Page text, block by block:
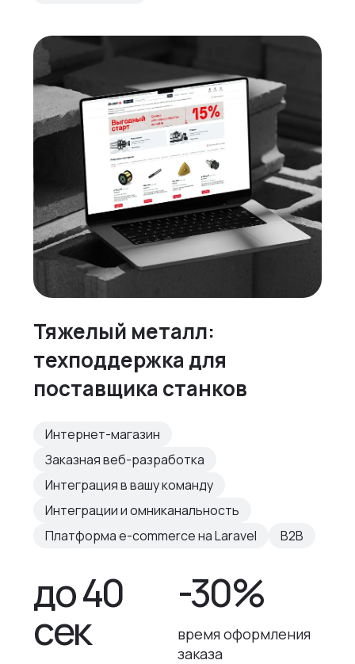
Тяжелый металл:
техподдержка для
поставщика станков
Интернет-магазин
Заказная веб-разработка
Интеграция в вашу команду
Интеграции и омниканальность
Платформа e-commerce на Laravel
B2B
до 40
сек
-30%
время оформления
заказа